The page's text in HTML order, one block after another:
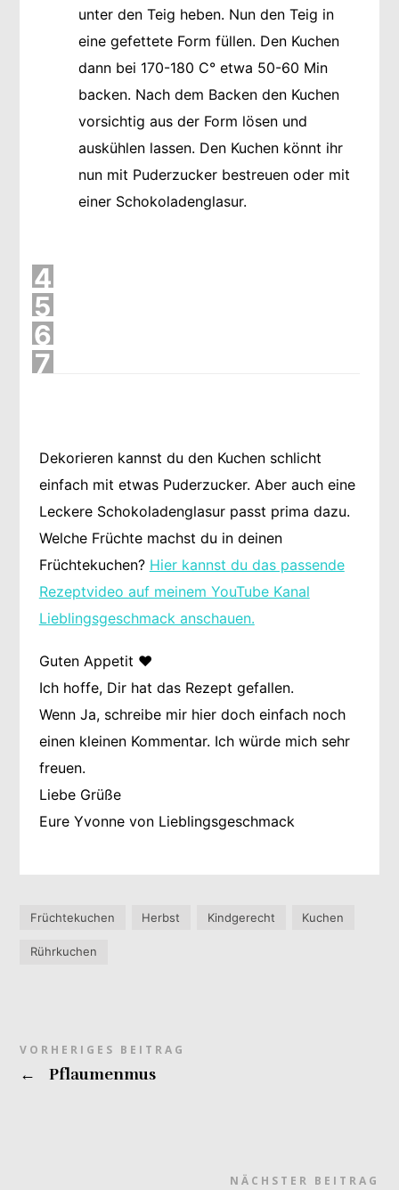
unter den Teig heben. Nun den Teig in
eine gefettete Form füllen. Den Kuchen
dann bei 170-180 C° etwa 50-60 Min
backen. Nach dem Backen den Kuchen
vorsichtig aus der Form lösen und
auskühlen lassen. Den Kuchen könnt ihr
nun mit Puderzucker bestreuen oder mit
einer Schokoladenglasur.
4
5
6
7
Dekorieren kannst du den Kuchen schlicht
einfach mit etwas Puderzucker. Aber auch eine
Leckere Schokoladenglasur passt prima dazu.
Welche Früchte machst du in deinen
Früchtekuchen? Hier kannst du das passende
Rezeptvideo auf meinem YouTube Kanal
Lieblingsgeschmack anschauen.
Guten Appetit ❤️
Ich hoffe, Dir hat das Rezept gefallen.
Wenn Ja, schreibe mir hier doch einfach noch
einen kleinen Kommentar. Ich würde mich sehr
freuen.
Liebe Grüße
Eure Yvonne von Lieblingsgeschmack
Früchtekuchen Herbst Kindgerecht Kuchen
Rührkuchen
VORHERIGES BEITRAG
← Pflaumenmus
NÄCHSTER BEITRAG